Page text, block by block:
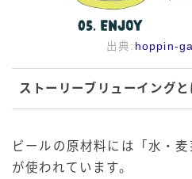
出典: hoppin-
ストーリーブリューイングと
ビールの原材料には「水・
が使われています。